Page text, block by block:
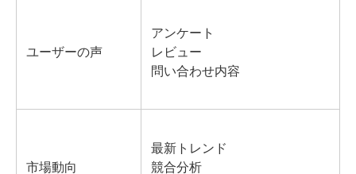
ユーザーの声
アンケート
レビュー
問い合わせ内容
市場動向
最新トレンド
競合分析